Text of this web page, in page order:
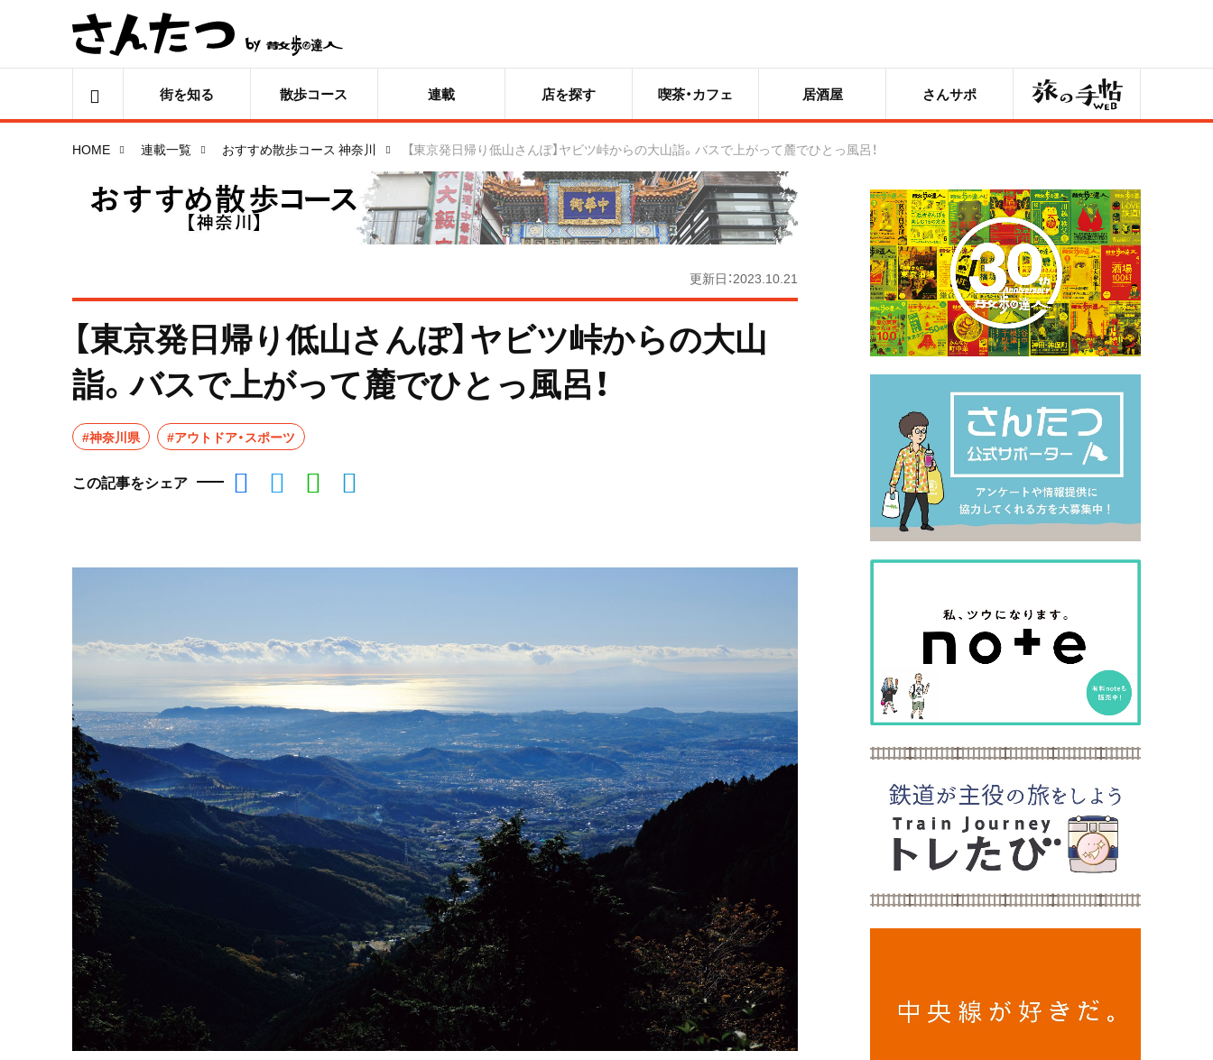
街を知る 散歩コース 連載 店を探す 喫茶・カフェ 居酒屋 さんサポ 旅の手帖
HOME 連載一覧 おすすめ散歩コース 神奈川 【東京発日帰り低山さんぽ】ヤビツ峠からの大山詣。バスで上がって麓でひとっ風呂！
更新日：2023.10.21
【東京発日帰り低山さんぽ】ヤビツ峠からの大山
詣。バスで上がって麓でひとっ風呂！
#神奈川県 #アウトドア・スポーツ
この記事をシェア